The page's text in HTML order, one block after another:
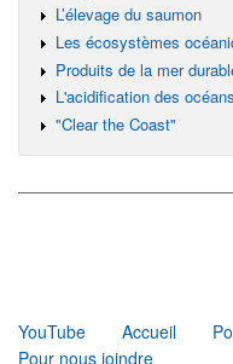
L’élevage du saumon
Les écosystèmes
Produits de la mer
L'acidification des océans
"Clear the Coast"
YouTube
Accueil
Pour nous joindre